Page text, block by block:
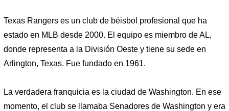
Texas Rangers es un club de béisbol profesional que ha
estado en MLB desde 2000. El equipo es miembro de AL,
donde representa a la División Oeste y tiene su sede en
Arlington, Texas. Fue fundado en 1961.
La verdadera franquicia es la ciudad de Washington. En ese
momento, el club se llamaba Senadores de Washington y era